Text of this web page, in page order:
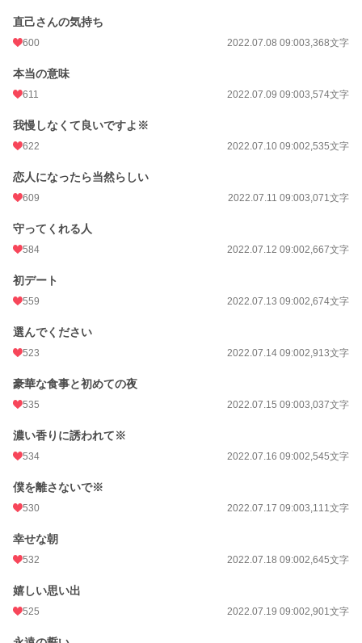
直己さんの気持ち
600 2022.07.08 09:003,368文字
本当の意味
611 2022.07.09 09:003,574文字
我慢しなくて良いですよ※
622 2022.07.10 09:002,535文字
恋人になったら当然らしい
609 2022.07.11 09:003,071文字
守ってくれる人
584 2022.07.12 09:002,667文字
初デート
559 2022.07.13 09:002,674文字
選んでください
523 2022.07.14 09:002,913文字
豪華な食事と初めての夜
535 2022.07.15 09:003,037文字
濃い香りに誘われて※
534 2022.07.16 09:002,545文字
僕を離さないで※
530 2022.07.17 09:003,111文字
幸せな朝
532 2022.07.18 09:002,645文字
嬉しい思い出
525 2022.07.19 09:002,901文字